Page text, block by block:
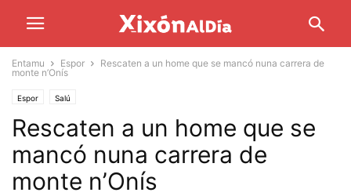
Entamu Espor
Rescaten a un home que se mancó nuna carrera de
monte n’Onís
Espor Salú
Rescaten a un home que se
mancó nuna carrera de
monte n’Onís